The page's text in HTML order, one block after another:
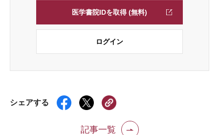
医学書院IDを取得 (無料)
ログイン
シェアする
記事一覧